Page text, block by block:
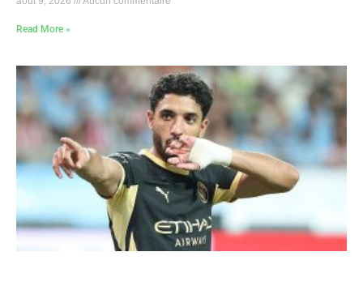
Read More »